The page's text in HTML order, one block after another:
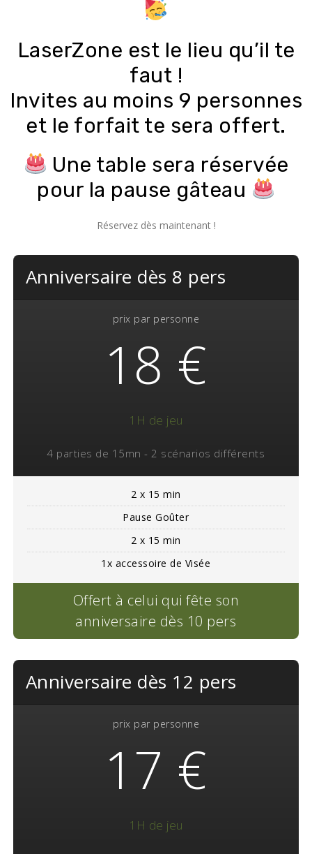
LaserZone est le lieu qu’il te
faut !
Invites au moins 9 personnes
et le forfait te sera offert.
Une table sera réservée
pour la pause gâteau
Réservez dès maintenant!
Anniversaire dès 8 pers
prix par personne
18 €
1H de jeu
4 parties de 15mn - 2 scénarios différents
2 x 15 min
Pause Goûter
2 x 15 min
1x accessoire de Visée
Offert à celui qui fête son
anniversaire dès 10 pers
Anniversaire dès 12 pers
prix par personne
17 €
1H de jeu